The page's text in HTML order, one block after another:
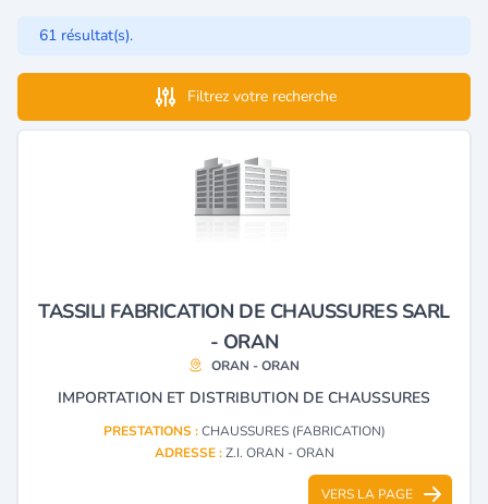
61 résultat(s).
Filtrez votre recherche
TASSILI FABRICATION DE CHAUSSURES SARL
- ORAN
ORAN - ORAN
IMPORTATION ET DISTRIBUTION DE CHAUSSURES
PRESTATIONS :CHAUSSURES (FABRICATION)
ADRESSE :Z.I. ORAN - ORAN
VERS LA PAGE